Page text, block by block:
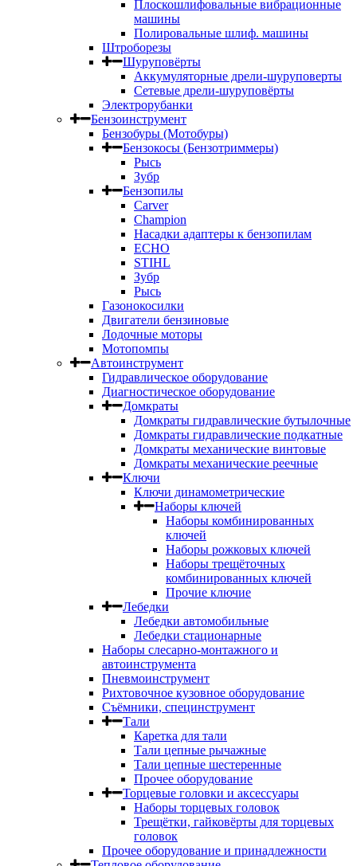
Плоскошлифовальные вибрационные
машины
Полировальные шлиф. машины
Штроборезы
Шуруповёрты
Аккумуляторные дрели-шуруповерты
Сетевые дрели-шуруповёрты
Электрорубанки
Бензоинструмент
Бензобуры (Мотобуры)
Бензокосы (Бензотриммеры)
Рысь
Зубр
Бензопилы
Carver
Champion
Насадки адаптеры к бензопилам
ECHO
STIHL
Зубр
Рысь
Газонокосилки
Двигатели бензиновые
Лодочные моторы
Мотопомпы
Автоинструмент
Гидравлическое оборудование
Диагностическое оборудование
Домкраты
Домкраты гидравлические бутылочные
Домкраты гидравлические подкатные
Домкраты механические винтовые
Домкраты механические реечные
Ключи
Ключи динамометрические
Наборы ключей
Наборы комбинированных
ключей
Наборы рожковых ключей
Наборы трещёточных
комбинированных ключей
Прочие ключие
Лебедки
Лебедки автомобильные
Лебедки стационарные
Наборы слесарно-монтажного и
автоинструмента
Пневмоинструмент
Рихтовочное кузовное оборудование
Съёмники, специнструмент
Тали
Каретка для тали
Тали цепные рычажные
Тали цепные шестеренные
Прочее оборудование
Торцевые головки и аксессуары
Наборы торцевых головок
Трещётки, гайковёрты для торцевых
головок
Прочее оборудование и принадлежности